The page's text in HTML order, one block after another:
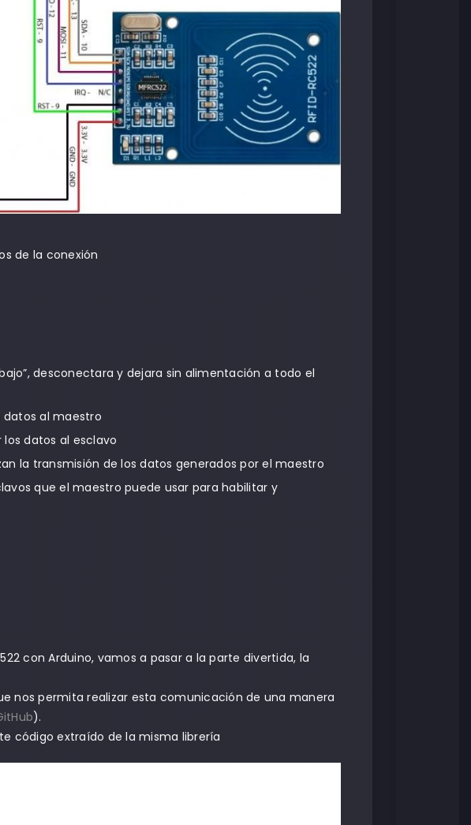
de la conexión
desconectara y dejara sin alimentación a todo el
datos al maestro
los datos al esclavo
la transmisión de los datos generados por el maestro
que el maestro puede usar para habilitar y
con Arduino, vamos a pasar a la parte divertida, la
nos permita realizar esta comunicación de una manera
).
código extraído de la misma librería